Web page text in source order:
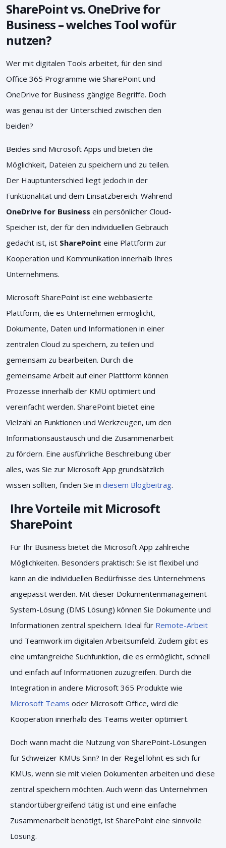
SharePoint vs. OneDrive for
Business – welches Tool wofür
nutzen?
Wer mit digitalen Tools arbeitet, für den sind
Office 365 Programme wie SharePoint und
OneDrive for Business gängige Begriffe. Doch
was genau ist der Unterschied zwischen den
beiden?
Beides sind Microsoft Apps und bieten die
Möglichkeit, Dateien zu speichern und zu teilen.
Der Hauptunterschied liegt jedoch in der
Funktionalität und dem Einsatzbereich. Während
OneDrive for Business ein persönlicher Cloud-
Speicher ist, der für den individuellen Gebrauch
gedacht ist, ist SharePoint eine Plattform zur
Kooperation und Kommunikation innerhalb Ihres
Unternehmens.
Microsoft SharePoint ist eine webbasierte
Plattform, die es Unternehmen ermöglicht,
Dokumente, Daten und Informationen in einer
zentralen Cloud zu speichern, zu teilen und
gemeinsam zu bearbeiten. Durch die
gemeinsame Arbeit auf einer Plattform können
Prozesse innerhalb der KMU optimiert und
vereinfacht werden. SharePoint bietet eine
Vielzahl an Funktionen und Werkzeugen, um den
Informationsaustausch und die Zusammenarbeit
zu fördern. Eine ausführliche Beschreibung über
alles, was Sie zur Microsoft App grundsätzlich
wissen sollten, finden Sie in diesem Blogbeitrag.
Ihre Vorteile mit Microsoft
SharePoint
Für Ihr Business bietet die Microsoft App zahlreiche
Möglichkeiten. Besonders praktisch: Sie ist flexibel und
kann an die individuellen Bedürfnisse des Unternehmens
angepasst werden. Mit dieser Dokumentenmanagement-
System-Lösung (DMS Lösung) können Sie Dokumente und
Informationen zentral speichern. Ideal für Remote-Arbeit
und Teamwork im digitalen Arbeitsumfeld. Zudem gibt es
eine umfangreiche Suchfunktion, die es ermöglicht, schnell
und einfach auf Informationen zuzugreifen. Durch die
Integration in andere Microsoft 365 Produkte wie
Microsoft Teams oder Microsoft Office, wird die
Kooperation innerhalb des Teams weiter optimiert.
Doch wann macht die Nutzung von SharePoint-Lösungen
für Schweizer KMUs Sinn? In der Regel lohnt es sich für
KMUs, wenn sie mit vielen Dokumenten arbeiten und diese
zentral speichern möchten. Auch wenn das Unternehmen
standortübergreifend tätig ist und eine einfache
Zusammenarbeit benötigt, ist SharePoint eine sinnvolle
Lösung.